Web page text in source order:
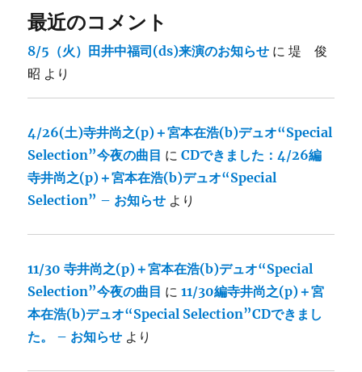
最近のコメント
8/5（火）田井中福司(ds)来演のお知らせ に堤 俊
昭 より
4/26(土)寺井尚之(p)＋宮本在浩(b)デュオ“Special
Selection”今夜の曲目 にCDできました：4/26編
寺井尚之(p)＋宮本在浩(b)デュオ“Special
Selection” – お知らせ より
11/30 寺井尚之(p)＋宮本在浩(b)デュオ“Special
Selection”今夜の曲目 に11/30編寺井尚之(p)＋宮
本在浩(b)デュオ“Special Selection”CDできまし
た。 – お知らせ より